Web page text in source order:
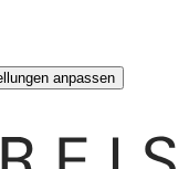
anpassen